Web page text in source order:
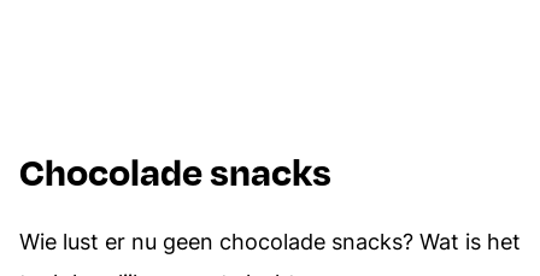
Chocolade snacks
Wie lust er nu geen chocolade snacks? Wat is het